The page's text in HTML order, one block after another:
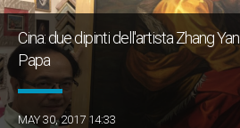
Cina: due dipinti dell'artista Zhang
Papa
MAY 30, 2017 14:33